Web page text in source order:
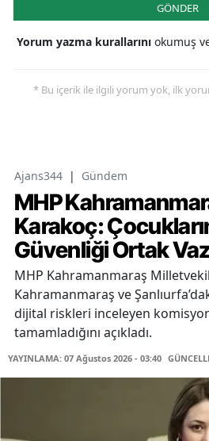
GÖNDER
Yorum yazma kurallarını okumuş
* Bu içerik ile ilgili yorum yok, ilk
Ajans344 | Gündem
MHP
Karakoç:
Güvenliği Ortak
MHP Kahramanmaraş
Kahramanmaraş ve
dijital riskleri inceleyen
tamamladığını açıkladı.
YAYINLAMA: 07 Ağustos 2026 - 03:40